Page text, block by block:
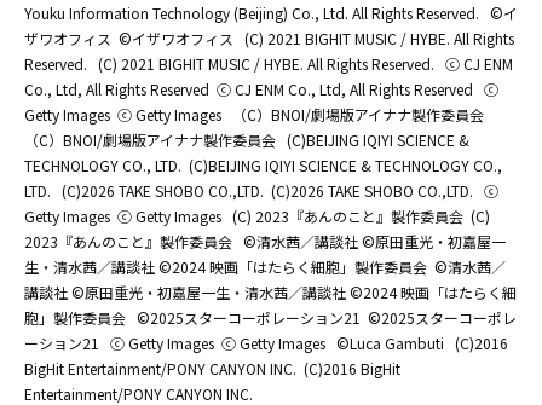
Youku Information Technology (Beijing) Co., Ltd. All Rights Reserved. ©イ
ザワオフィス ©イザワオフィス
(C) 2021 BIGHIT MUSIC / HYBE. All Rights
Reserved. (C) 2021 BIGHIT MUSIC / HYBE. All Rights Reserved. ⓒ CJ ENM
Co., Ltd, All Rights Reserved ⓒ CJ ENM Co., Ltd, All Rights Reserved ⓒ
Getty Images ⓒ Getty Images
（C）BNOI/劇場版アイナナ製作委員会
（C）BNOI/劇場版アイナナ製作委員会 (C)BEIJING IQIYI SCIENCE &
TECHNOLOGY CO., LTD. (C)BEIJING IQIYI SCIENCE & TECHNOLOGY CO.,
LTD. (C)2026 TAKE SHOBO CO.,LTD. (C)2026 TAKE SHOBO CO.,LTD. ⓒ
Getty Images ⓒ Getty Images (C) 2023『あんのこと』製作委員会 (C)
2023『あんのこと』製作委員会 ©清水茜／講談社 ©原田重光・初嘉屋一
生・清水茜／講談社 ©2024 映画「はたらく細胞」製作委員会 ©清水茜／
講談社 ©原田重光・初嘉屋一生・清水茜／講談社 ©2024 映画「はたらく細
胞」製作委員会 ©2025スターコーポレーション21 ©2025スターコーポレ
ーション21
ⓒ Getty Images ⓒ Getty Images ©Luca Gambuti (C)2016
BigHit Entertainment/PONY CANYON INC. (C)2016 BigHit
Entertainment/PONY CANYON INC.